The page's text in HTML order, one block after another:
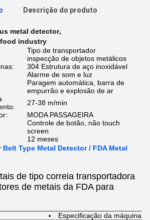
Descrição do produto
metal detector,
industry
Tipo de transportador
inspecção de objetos metálicos
304 Estrutura de aço inoxidável
Alarme de som e luz
Paragem automática, barra de
empurrão e explosão de ar
27-38 m/min
MODA PASSAGEIRA
Controle de botão, não touch
screen
12 meses
Type Metal Detector / FDA Metal
de tipo correia transportadora
de metais da FDA para
Especificação da máquina